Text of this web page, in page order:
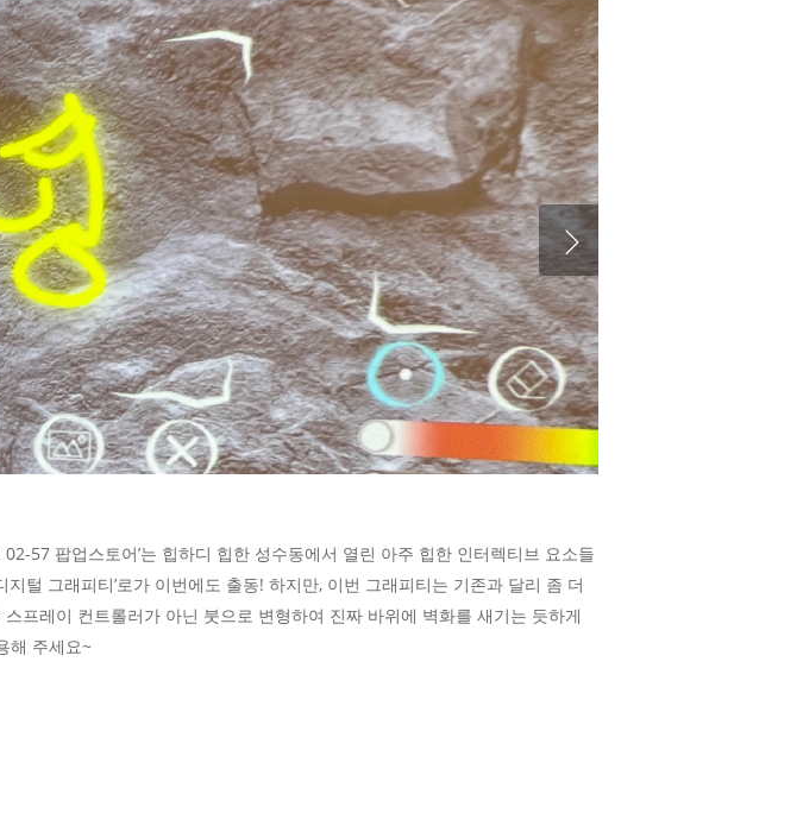
57 팝업스토어’는 힙하디 힙한 성수동에서 열린 아주 힙한 인터렉티브 요소들
털 그래피티’로가 이번에도 출동! 하지만, 이번 그래피티는 기존과 달리 좀 더
프레이 컨트롤러가 아닌 붓으로 변형하여 진짜 바위에 벽화를 새기는 듯하게
해 주세요~